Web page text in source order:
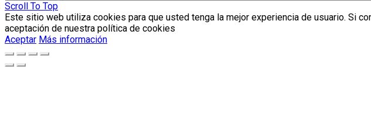
Scroll To Top
Este sitio web utiliza cookies para que usted tenga la mejor experiencia de usuario. Si
aceptación de nuestra política de cookies
Aceptar Más información